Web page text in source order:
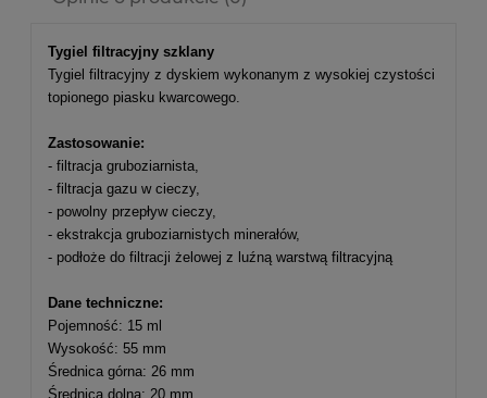
Tygiel filtracyjny szklany
Tygiel filtracyjny z dyskiem wykonanym z wysokiej czystości
topionego piasku kwarcowego.
Zastosowanie:
- filtracja gruboziarnista,
- filtracja gazu w cieczy,
- powolny przepływ cieczy,
- ekstrakcja gruboziarnistych minerałów,
- podłoże do filtracji żelowej z luźną warstwą filtracyjną
Dane techniczne:
Pojemność: 15 ml
Wysokość: 55 mm
Średnica górna: 26 mm
Średnica dolna: 20 mm